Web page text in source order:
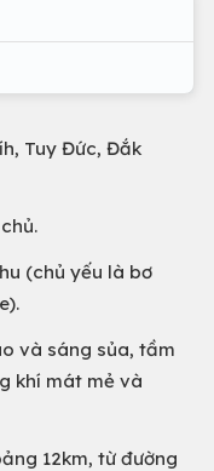
Tuy Đức, Đắk
(chủ yếu là bơ
và sáng sủa, tầm
khí mát mẻ và
12km, từ đường